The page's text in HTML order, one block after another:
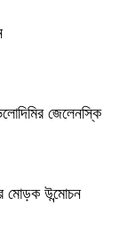
জেলেনস্কি
মোড়ক উন্মোচন